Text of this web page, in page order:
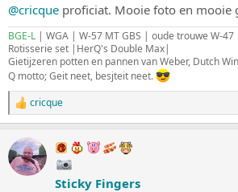
:
@cricque proficiat. Mooie foto en mooie
BGE-L | WGA | W-57 MT GBS | oude trouwe W-
Rotisserie set |HerQ's Double Max|
Gietijzeren potten en pannen van Weber, Dutch
Q motto; Geit neet, besjteit neet.
W
a
r
d
e
cricque
Sticky Fingers